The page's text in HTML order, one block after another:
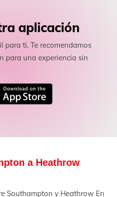
aplicación
para ti. Te recomendamos
para una experiencia sin
a Heathrow
Southampton y Heathrow En